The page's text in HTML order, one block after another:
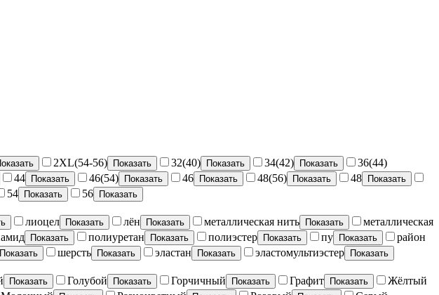
2XL(54-56) Показать 32(40) Показать 34(42) Показать 36(44)
44 Показать 46(54) Показать 46 Показать 48(56) Показать 48 Показать
54 Показать 56 Показать
лиоцел Показать лён Показать металлическая нить Показать
металлическая
Показать полиуретан Показать полиэстер Показать пу Показать район
Показать шерсть Показать эластан Показать эластомультиэстер Показать
Показать Голубой Показать Горчичный Показать Графит Показать Жёлтый